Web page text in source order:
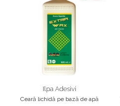
Ilpa Adesivi
Ceară lichidă pe bază de apă